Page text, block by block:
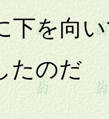
向い
のだ